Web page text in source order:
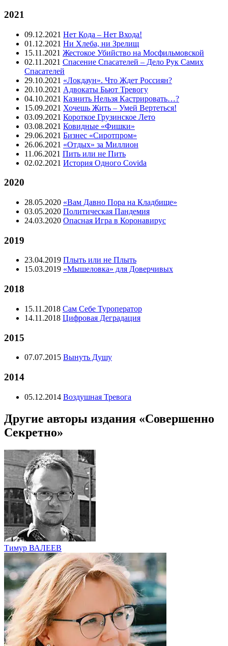
2021
09.12.2021 Нет Кода – Нет Входа!
01.12.2021 Ни Хлеба, ни Зрелищ
15.11.2021 Жестокое Убийство на Мосфильмовской
02.11.2021 Спасение Спасателей – Дело Рук Самих
Спасателей
29.10.2021 «Локдаун». Что Ждет Россиян?
20.10.2021 Адвокаты Бьют Тревогу
04.10.2021 Казнить Нельзя Кастрировать…?
15.09.2021 Хочешь Жить – Умей Вертеться!
03.09.2021 Короткое Грузинское Лето
03.08.2021 Ковидные «Фишки»
29.06.2021 Бизнес «Сиротпром»
26.06.2021 «Отдых» за Миллион
11.06.2021 Пить или не Пить
02.02.2021 История Одного Covida
2020
28.05.2020 «Вам Давно Пора на Кладбище»
03.05.2020 Политическая Пандемия
24.03.2020 Опасная Игра в Коронавирус
2019
23.04.2019 Плыть или не Плыть
15.03.2019 «Мышеловка» для Доверчивых
2018
15.11.2018 Сам Себе Туроператор
14.11.2018 Цифровая Деградация
2015
07.07.2015 Вынуть Душу
2014
05.12.2014 Воздушная Тревога
Другие авторы издания «Совершенно
Секретно»
Тимур ВАЛЕЕВ